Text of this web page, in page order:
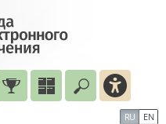
Введите
RU EN